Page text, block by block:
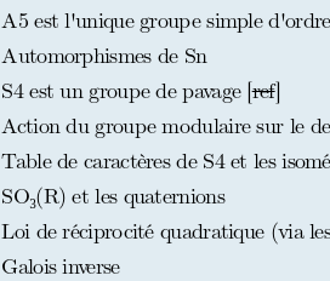
A5 est l'unique groupe simple
Automorphismes de Sn
S4 est un groupe de pavage [ref]
Action du groupe modulaire sur le
Table de caractères de S4 et les
SO₃(R) et les quaternions
Loi de réciprocité quadratique (via
Galois inverse